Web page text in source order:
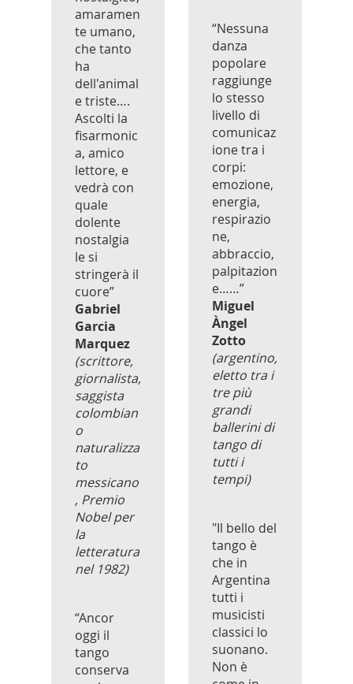
amaramen
te umano,
che tanto
ha
dell'animal
e triste….
Ascolti la
fisarmonic
a, amico
lettore, e
vedrà con
quale
dolente
nostalgia
le si
stringerà il
cuore”
Gabriel
Garcia
Marquez
(scrittore,
giornalista,
saggista
colombian
o
naturalizza
to
messicano
, Premio
Nobel per
la
letteratura
nel 1982)
“Ancor
oggi il
tango
conserva
“Nessuna
danza
popolare
raggiunge
lo stesso
livello di
comunicaz
ione tra i
corpi:
emozione,
energia,
respirazio
ne,
abbraccio,
palpitazion
e……”
Miguel
Àngel
Zotto
(argentino,
eletto tra i
tre più
grandi
ballerini di
tango di
tutti i
tempi)
"Il bello del
tango è
che in
Argentina
tutti i
musicisti
classici lo
suonano.
Non è